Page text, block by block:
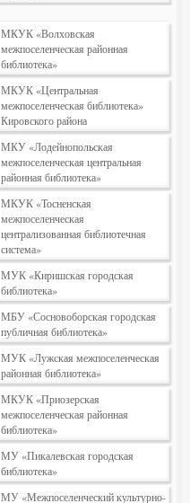
МКУК «Волховская
межпоселенческая районная
библиотека»
МКУК «Центральная
межпоселенческая библиотека»
Кировского района
МКУ «Лодейнопольская
межпоселенческая центральная
районная библиотека»
МКУК «Тосненская
межпоселенческая
централизованная библиотечная
система»
МУК «Киришская городская
библиотека»
МБУ «Сосновоборская городская
публичная библиотека»
МУК «Лужская межпоселенческая
районная библиотека»
МКУК «Приозерская
межпоселенческая районная
библиотека»
МУ «Пикалевская городская
библиотека»
МУ «Межпоселенческий культурно-